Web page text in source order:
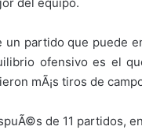
un partido que puede
ofensivo es el
mÃ¡s tiros de
de 11 partidos,